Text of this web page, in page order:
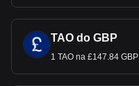
TAO do GBP
1 TAO na £147.84 GBP